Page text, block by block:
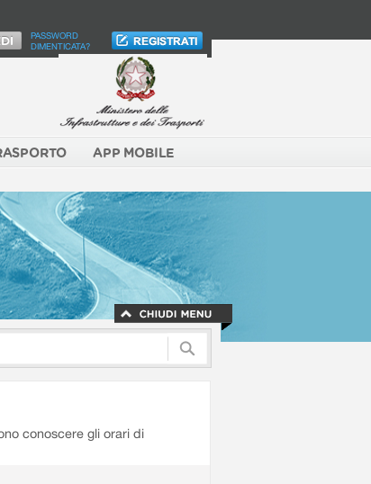
PASSWORD
DIMENTICATA?
APP MOBILE
conoscere gli orari di